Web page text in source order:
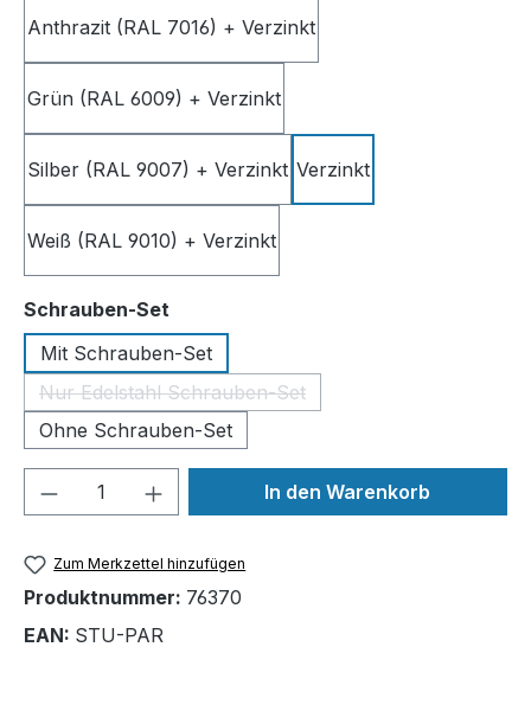
Anthrazit (RAL 7016) + Verzinkt
Grün (RAL 6009) + Verzinkt
Silber (RAL 9007) + Verzinkt Verzinkt
Weiß (RAL 9010) + Verzinkt
Schrauben-Set
Mit Schrauben-Set
Nur Edelstahl Schrauben-Set
(Diese Option ist zurzeit nicht verfügbar.)
Ohne Schrauben-Set
Produkt Anzahl: Gib denIn den Warenkorb
Zum Merkzettel hinzufügen
Produktnummer: 76370
EAN: STU-PAR